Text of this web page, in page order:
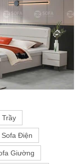
Trầy
Sofa Điện
Giường